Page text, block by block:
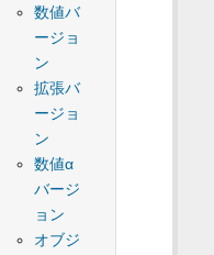
数値バ
ージョ
ン
拡張バ
ージョ
ン
数値α
バージ
ョン
オブジ